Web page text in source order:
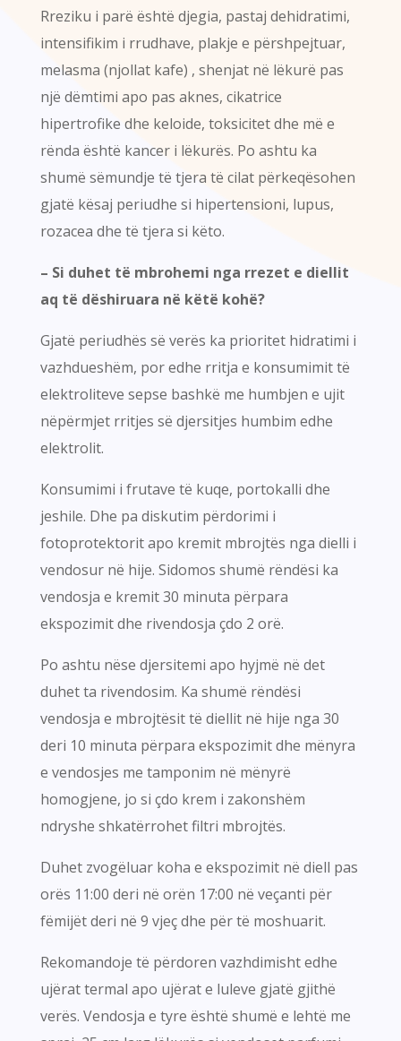
Rreziku i parë është djegia, pastaj dehidratimi,
intensifikim i rrudhave, plakje e përshpejtuar,
melasma (njollat kafe) , shenjat në lëkurë pas
një dëmtimi apo pas aknes, cikatrice
hipertrofike dhe keloide, toksicitet dhe më e
rënda është kancer i lëkurës. Po ashtu ka
shumë sëmundje të tjera të cilat përkeqësohen
gjatë kësaj periudhe si hipertensioni, lupus,
rozacea dhe të tjera si këto.
– Si duhet të mbrohemi nga rrezet e diellit
aq të dëshiruara në këtë kohë?
Gjatë periudhës së verës ka prioritet hidratimi i
vazhdueshëm, por edhe rritja e konsumimit të
elektroliteve sepse bashkë me humbjen e ujit
nëpërmjet rritjes së djersitjes humbim edhe
elektrolit.
Konsumimi i frutave të kuqe, portokalli dhe
jeshile. Dhe pa diskutim përdorimi i
fotoprotektorit apo kremit mbrojtës nga dielli i
vendosur në hije. Sidomos shumë rëndësi ka
vendosja e kremit 30 minuta përpara
ekspozimit dhe rivendosja çdo 2 orë.
Po ashtu nëse djersitemi apo hyjmë në det
duhet ta rivendosim. Ka shumë rëndësi
vendosja e mbrojtësit të diellit në hije nga 30
deri 10 minuta përpara ekspozimit dhe mënyra
e vendosjes me tamponim në mënyrë
homogjene, jo si çdo krem i zakonshëm
ndryshe shkatërrohet filtri mbrojtës.
Duhet zvogëluar koha e ekspozimit në diell pas
orës 11:00 deri në orën 17:00 në veçanti për
fëmijët deri në 9 vjeç dhe për të moshuarit.
Rekomandoje të përdoren vazhdimisht edhe
ujërat termal apo ujërat e luleve gjatë gjithë
verës. Vendosja e tyre është shumë e lehtë me